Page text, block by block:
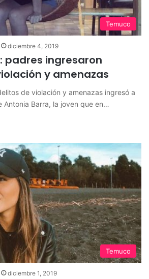
Temuco
diciembre 4, 2019
padres ingresaron
y amenazas
de violación y amenazas ingresó a
Antonia Barra, la joven que en…
Temuco
diciembre 1, 2019